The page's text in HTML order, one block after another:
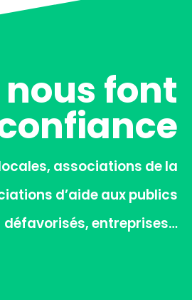
nous font
associations de la
d’aide aux publics
défavorisés, entreprises…